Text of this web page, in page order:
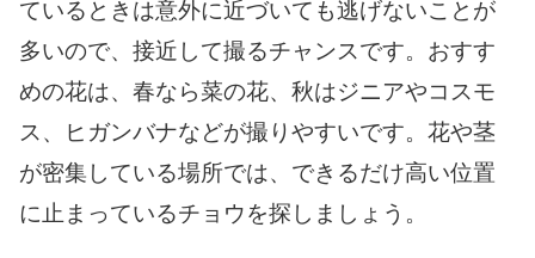
ているときは意外に近づいても逃げないことが
多いので、接近して撮るチャンスです。おすす
めの花は、春なら菜の花、秋はジニアやコスモ
ス、ヒガンバナなどが撮りやすいです。花や茎
が密集している場所では、できるだけ高い位置
に止まっているチョウを探しましょう。